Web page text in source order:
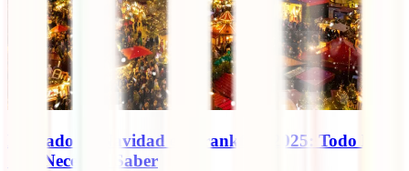
Mercado de Navidad en Frankfurt 2025: Todo lo
Que Necesitas Saber